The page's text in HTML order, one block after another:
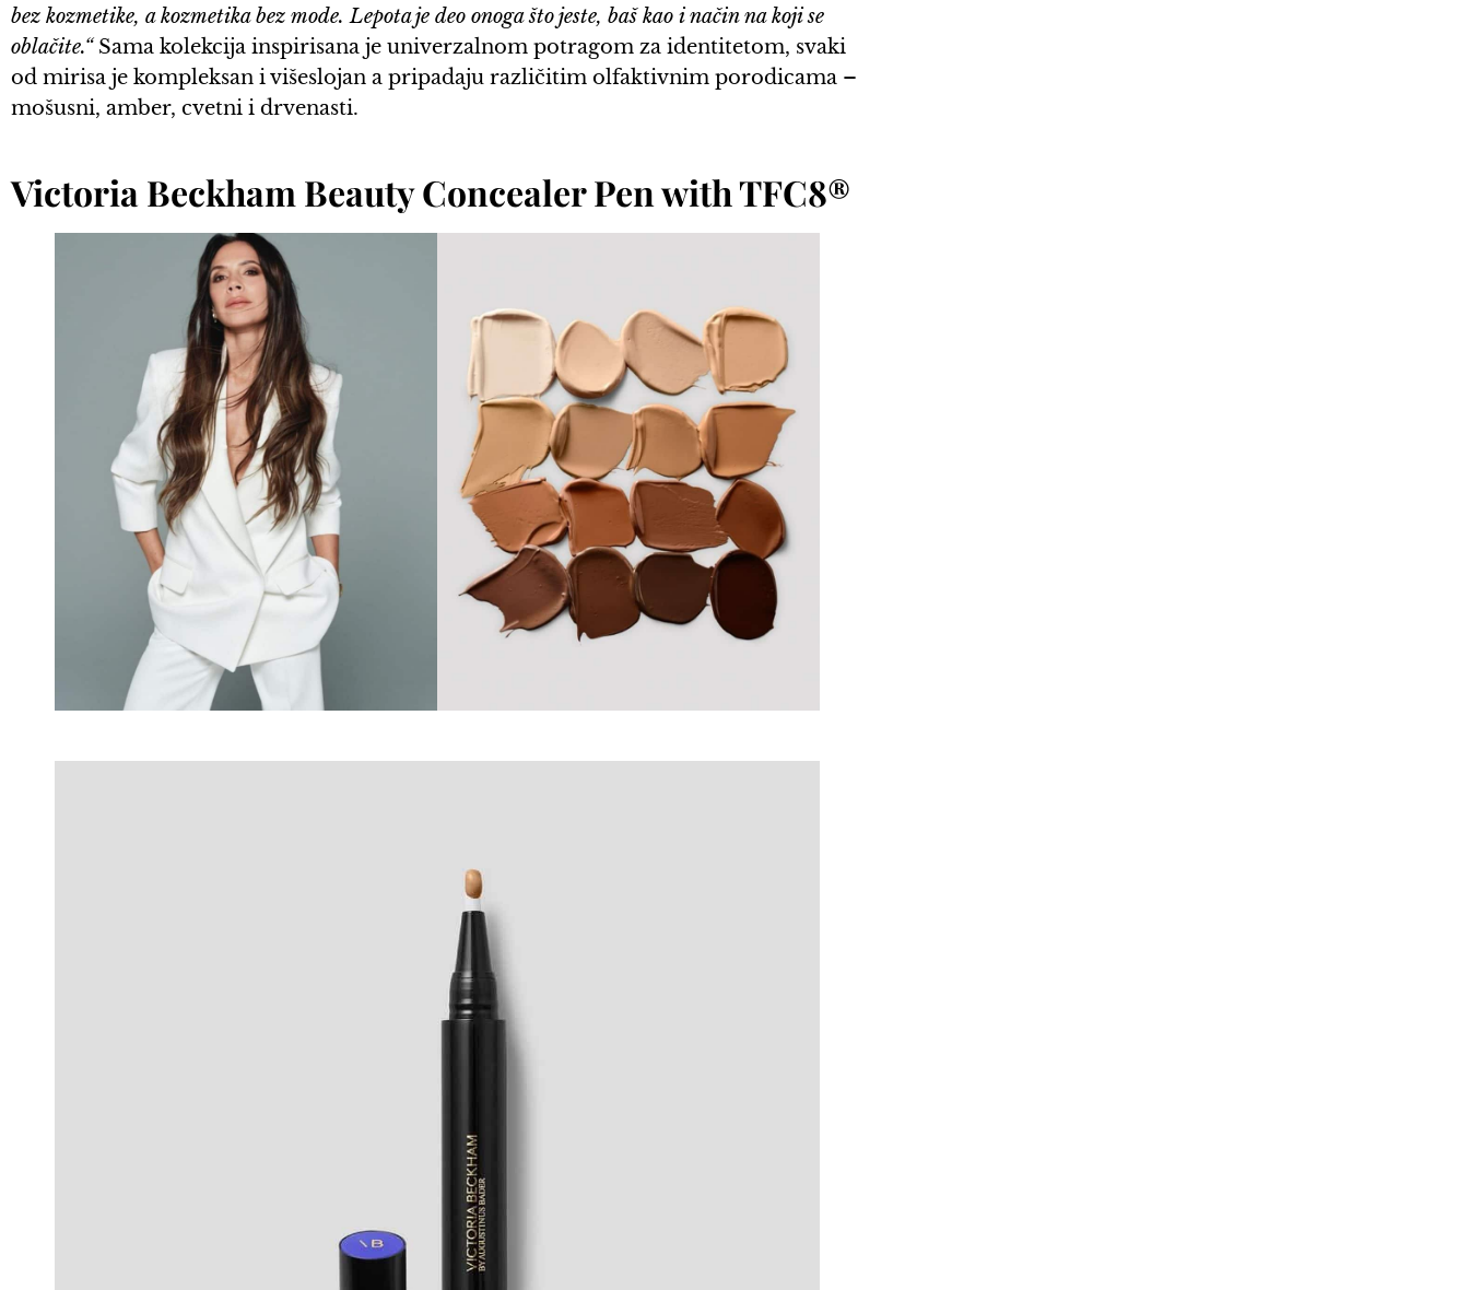
bez kozmetike, a kozmetika bez mode. Lepota je deo onoga što jeste, baš kao i način na koji se
oblačite.“Sama kolekcija inspirisana je univerzalnom potragom za identitetom, svaki
od mirisa je kompleksan i višeslojan a pripadaju različitim olfaktivnim porodicama –
mošusni, amber, cvetni i drvenasti.
Victoria Beckham Beauty Concealer Pen with TFC8®